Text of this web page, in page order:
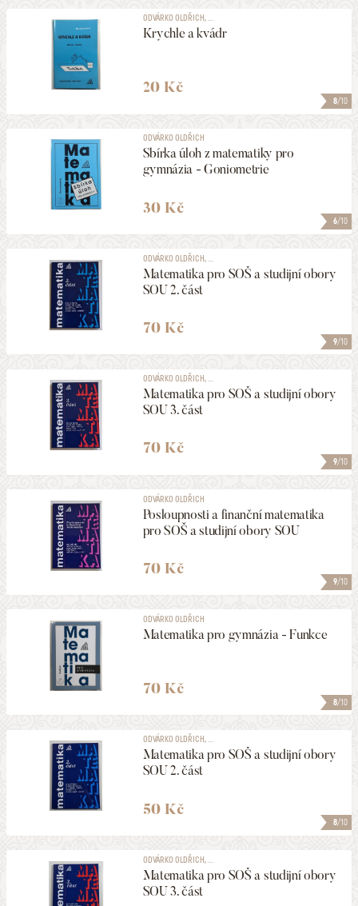
8/10
ODVÁRKO OLDŘICH, ...
Krychle a kvádr
20 Kč
6/10
ODVÁRKO OLDŘICH
Sbírka úloh z matematiky pro
gymnázia - Goniometrie
30 Kč
9/10
ODVÁRKO OLDŘICH, ...
Matematika pro SOŠ a studijní obory
SOU 2. část
70 Kč
9/10
ODVÁRKO OLDŘICH, ...
Matematika pro SOŠ a studijní obory
SOU 3. část
70 Kč
9/10
ODVÁRKO OLDŘICH
Posloupnosti a finanční matematika
pro SOŠ a studijní obory SOU
70 Kč
8/10
ODVÁRKO OLDŘICH
Matematika pro gymnázia - Funkce
70 Kč
8/10
ODVÁRKO OLDŘICH, ...
Matematika pro SOŠ a studijní obory
SOU 2. část
50 Kč
ODVÁRKO OLDŘICH, ...
Matematika pro SOŠ a studijní obory
SOU 3. část